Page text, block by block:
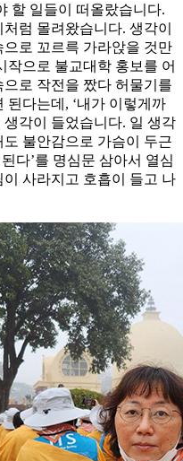
할 일들이 떠올랐습니다.
럼 몰려왔습니다. 생각이
로 꼬르륵 가라앉을 것만
작으로 불교대학 홍보를 어
로 작전을 짰다 허물기를
된다는데, ‘내가 이렇게까
생각이 들었습니다. 일 생각
불안감으로 가슴이 두근
다’를 명심문 삼아서 열심
사라지고 호흡이 들고 나